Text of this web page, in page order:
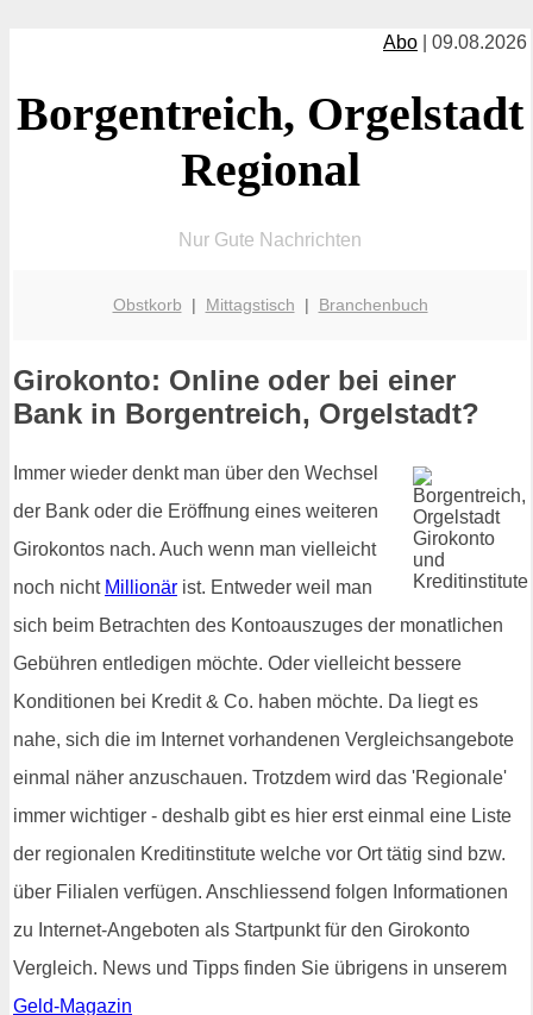
Abo | 09.08.2026
Borgentreich, Orgelstadt
Regional
Nur Gute Nachrichten
Obstkorb | Mittagstisch | Branchenbuch
Girokonto: Online oder bei einer
Bank in Borgentreich, Orgelstadt?
Immer wieder denkt man über den Wechsel
der Bank oder die Eröffnung eines weiteren
Girokontos nach. Auch wenn man vielleicht
noch nicht Millionär ist. Entweder weil man
sich beim Betrachten des Kontoauszuges der monatlichen
Gebühren entledigen möchte. Oder vielleicht bessere
Konditionen bei Kredit & Co. haben möchte. Da liegt es
nahe, sich die im Internet vorhandenen Vergleichsangebote
einmal näher anzuschauen. Trotzdem wird das 'Regionale'
immer wichtiger - deshalb gibt es hier erst einmal eine Liste
der regionalen Kreditinstitute welche vor Ort tätig sind bzw.
über Filialen verfügen. Anschliessend folgen Informationen
zu Internet-Angeboten als Startpunkt für den Girokonto
Vergleich. News und Tipps finden Sie übrigens in unserem
Geld-Magazin